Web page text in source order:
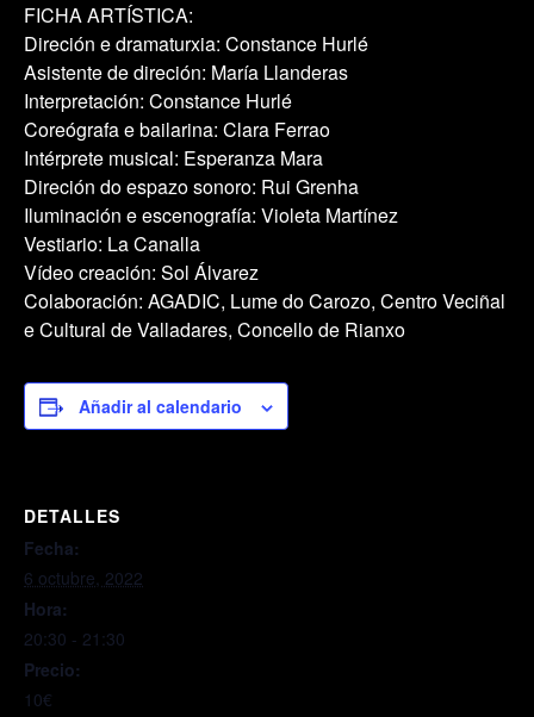
FICHA ARTÍSTICA:
Direción e dramaturxia: Constance Hurlé
Asistente de direción: María Llanderas
Interpretación: Constance Hurlé
Coreógrafa e bailarina: Clara Ferrao
Intérprete musical: Esperanza Mara
Direción do espazo sonoro: Rui Grenha
Iluminación e escenografía: Violeta Martínez
Vestiario: La Canalla
Vídeo creación: Sol Álvarez
Colaboración: AGADIC, Lume do Carozo, Centro Veciñal
e Cultural de Valladares, Concello de Rianxo
Añadir al calendario
DETALLES
Fecha:
6 octubre, 2022
Hora:
20:30 - 21:30
Precio:
10€